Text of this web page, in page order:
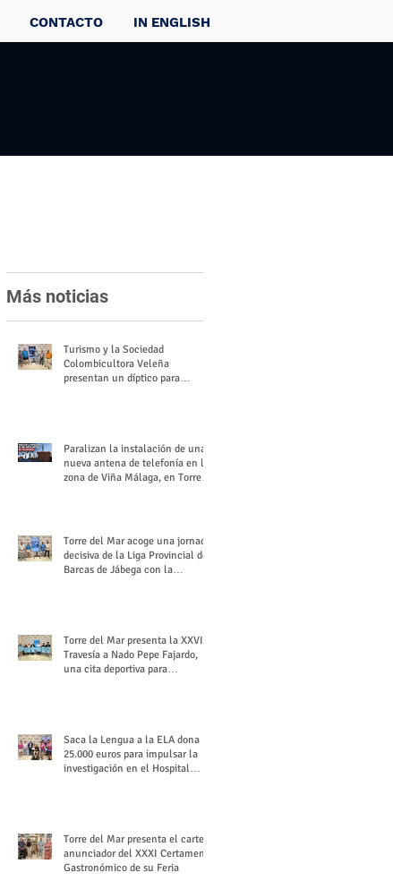
CONTACTO IN ENGLISH
Más noticias
Turismo y la Sociedad
Colombicultora Veleña
presentan un díptico para
Paralizan la instalación de una
nueva antena de telefonía en la
zona de Viña Málaga, en Torre
Torre del Mar acoge una jornada
decisiva de la Liga Provincial de
Barcas de Jábega con la
Torre del Mar presenta la XXVI
Travesía a Nado Pepe Fajardo,
una cita deportiva para
Saca la Lengua a la ELA dona
25.000 euros para impulsar la
investigación en el Hospital
Torre del Mar presenta el cartel
anunciador del XXXI Certamen
Gastronómico de su Feria